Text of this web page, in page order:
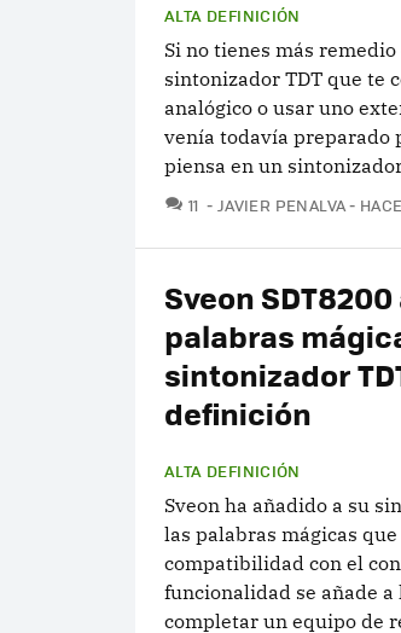
ALTA DEFINICIÓN
Si no tienes más
sintonizador TDT que te
analógico o usar uno
venía todavía preparado
piensa en un
11 COMENTARIOS
JAVIER PENALVA
Sveon
palabras
sintonizador
definición
ALTA DEFINICIÓN
Sveon ha añadido a su
las palabras mágicas
compatibilidad con el
funcionalidad se añade
completar un equipo de